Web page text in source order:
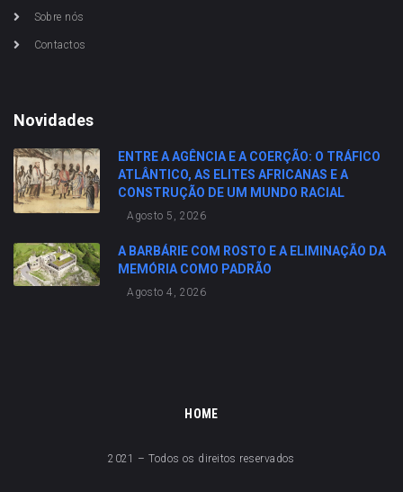
Sobre nós
Contactos
Novidades
ENTRE A AGÊNCIA E A COERÇÃO: O TRÁFICO
ATLÂNTICO, AS ELITES AFRICANAS E A
CONSTRUÇÃO DE UM MUNDO RACIAL
Agosto 5, 2026
A BARBÁRIE COM ROSTO E A ELIMINAÇÃO DA
MEMÓRIA COMO PADRÃO
Agosto 4, 2026
HOME
2021 – Todos os direitos reservados